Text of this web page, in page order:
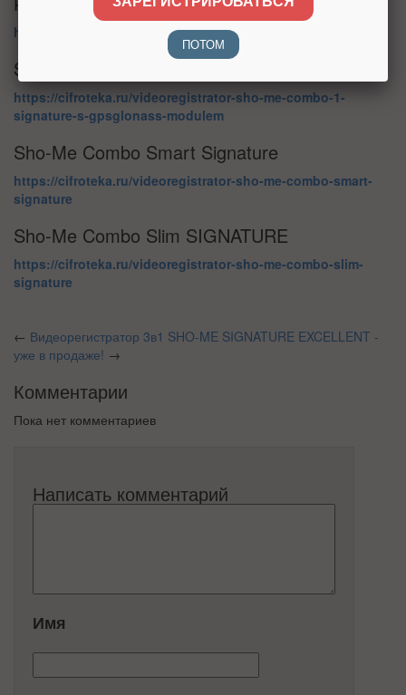
https://cifroteka.ru/radar---detektor-sho-me-g-800-signature
Sho-Me Combo №1 SIGNATURE
https://cifroteka.ru/videoregistrator-sho-me-combo-1-
signature-s-gpsglonass-modulem
Sho-Me Combo Smart Signature
https://cifroteka.ru/videoregistrator-sho-me-combo-smart-
signature
Sho-Me Combo Slim SIGNATURE
https://cifroteka.ru/videoregistrator-sho-me-combo-slim-
signature
← Видеорегистратор 3в1 SHO-ME SIGNATURE EXCELLENT -
уже в продаже! →
Комментарии
Пока нет комментариев
Написать комментарий
Имя
ПОТОМ